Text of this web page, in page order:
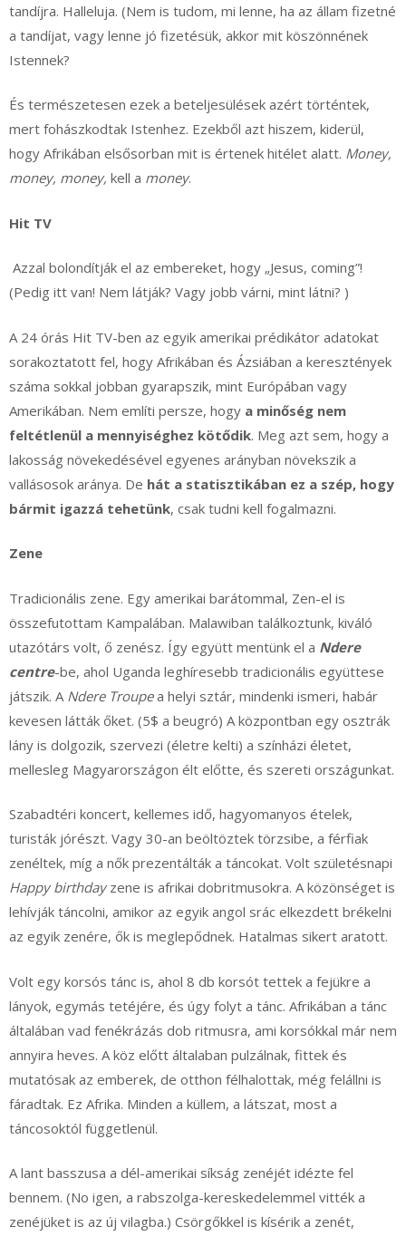
tandíjra. Halleluja. (Nem is tudom, mi lenne, ha az állam fizetné
a tandíjat, vagy lenne jó fizetésük, akkor mit köszönnének
Istennek?
És természetesen ezek a beteljesülések azért történtek,
mert fohászkodtak Istenhez. Ezekből azt hiszem, kiderül,
hogy Afrikában elsősorban mit is értenek hitélet alatt. Money,
money, money, kell a money.
Hit TV
Azzal bolondítják el az embereket, hogy „Jesus, coming”!
(Pedig itt van! Nem látják? Vagy jobb várni, mint látni? )
A 24 órás Hit TV-ben az egyik amerikai prédikátor adatokat
sorakoztatott fel, hogy Afrikában és Ázsiában a keresztények
száma sokkal jobban gyarapszik, mint Európában vagy
Amerikában. Nem említi persze, hogy a minőség nem
feltétlenül a mennyiséghez kötődik. Meg azt sem, hogy a
lakosság növekedésével egyenes arányban növekszik a
vallásosok aránya. De hát a statisztikában ez a szép, hogy
bármit igazzá tehetünk, csak tudni kell fogalmazni.
Zene
Tradicionális zene. Egy amerikai barátommal, Zen-el is
összefutottam Kampalában. Malawiban találkoztunk, kiváló
utazótárs volt, ő zenész. Így együtt mentünk el a Ndere
centre-be, ahol Uganda leghíresebb tradicionális együttese
játszik. A Ndere Troupea helyi sztár, mindenki ismeri, habár
kevesen látták őket. (5$ a beugró) A központban egy osztrák
lány is dolgozik, szervezi (életre kelti) a színházi életet,
mellesleg Magyarországon élt előtte, és szereti országunkat.
Szabadtéri koncert, kellemes idő, hagyomanyos ételek,
turisták jórészt. Vagy 30-an beöltöztek törzsibe, a férfiak
zenéltek, míg a nők prezentálták a táncokat. Volt születésnapi
Happy birthdayzene is afrikai dobritmusokra. A közönséget is
lehívják táncolni, amikor az egyik angol srác elkezdett brékelni
az egyik zenére, ők is meglepődnek. Hatalmas sikert aratott.
Volt egy korsós tánc is, ahol 8 db korsót tettek a fejükre a
lányok, egymás tetéjére, és úgy folyt a tánc. Afrikában a tánc
általában vad fenékrázás dob ritmusra, ami korsókkal már nem
annyira heves. A köz előtt általaban pulzálnak, fittek és
mutatósak az emberek, de otthon félhalottak, még felállni is
fáradtak. Ez Afrika. Minden a küllem, a látszat, most a
táncosoktól függetlenül.
A lant basszusa a dél-amerikai síkság zenéjét idézte fel
bennem. (No igen, a rabszolga-kereskedelemmel vitték a
zenéjüket is az új vilagba.) Csörgőkkel is kísérik a zenét,